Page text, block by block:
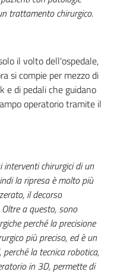
trattamento chirurgico.
il volto dell'ospedale,
si compie per mezzo di
e di pedali che guidano
operatorio tramite il
chirurgici di un
la ripresa è molto più
il decorso
a questo, sono
perché la precisione
più preciso, ed è un
la tecnica robotica,
in 3D, permette di